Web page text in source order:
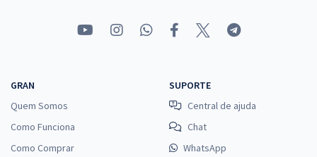
GRAN
Quem Somos
Como Funciona
Como Comprar
SUPORTE
Central de ajuda
Chat
WhatsApp